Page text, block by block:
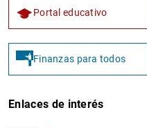
Portal educativo
Finanzas para todos
Enlaces de interés